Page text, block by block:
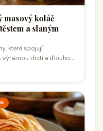
masový koláč
a slaným
které spojují
chutí a dlouhou